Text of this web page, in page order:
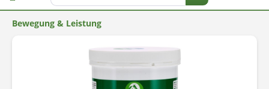
Bewegung & Leistung